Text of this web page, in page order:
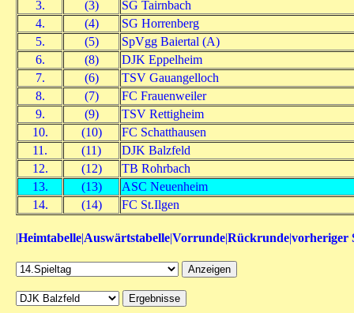
3.
(3)
SG Tairnbach
4.
(4)
SG Horrenberg
5.
(5)
SpVgg Baiertal (A)
6.
(8)
DJK Eppelheim
7.
(6)
TSV Gauangelloch
8.
(7)
FC Frauenweiler
9.
(9)
TSV Rettigheim
10.
(10)
FC Schatthausen
11.
(11)
DJK Balzfeld
12.
(12)
TB Rohrbach
13.
(13)
ASC Neuenheim
14.
(14) FC St.Ilgen
|Heimtabelle|Auswärtstabelle|Vorrunde|Rückrunde|vorheriger